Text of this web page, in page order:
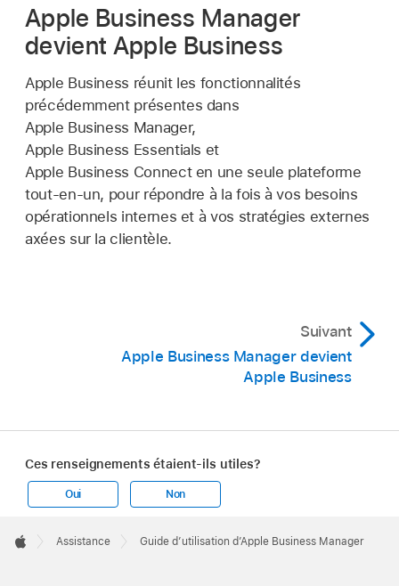
Apple Business Manager
devient Apple Business
Apple Business réunit les fonctionnalités
précédemment présentes dans
Apple Business Manager,
Apple Business Essentials et
Apple Business Connect en une seule plateforme
tout-en-un, pour répondre à la fois à vos besoins
opérationnels internes et à vos stratégies externes
axées sur la clientèle.
Suivant
Apple Business Manager devient
Apple Business
Ces renseignements étaient-ils utiles?
Oui Non
Footer

Assistance Guide d’utilisation d’Apple Business Manager